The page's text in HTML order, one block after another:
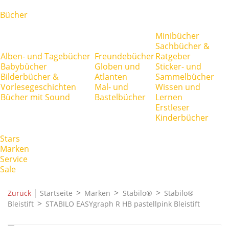
Bücher
Alben- und Tagebücher
Babybücher
Bilderbücher &
Vorlesegeschichten
Bücher mit Sound
Freundebücher
Globen und
Atlanten
Mal- und
Bastelbücher
Minibücher
Sachbücher &
Ratgeber
Sticker- und
Sammelbücher
Wissen und
Lernen
Erstleser
Kinderbücher
Stars
Marken
Service
Sale
Zurück | Startseite Marken Stabilo®
Stabilo®
Bleistift
STABILO EASYgraph R HB pastellpink Bleistift